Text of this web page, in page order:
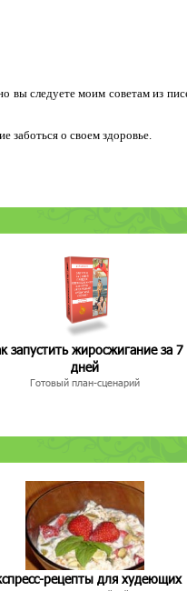
вы следуете моим советам из
заботься о своем здоровье.
запустить жиросжигание за 7
дней
Готовый план-сценарий
рецепты для худеющих